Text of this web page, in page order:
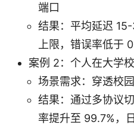
端口
结果：平均延迟
上限，错误率低于
案例 2：个人在大学
场景需求：穿透校
结果：通过多协议
率提升至 99.7%，